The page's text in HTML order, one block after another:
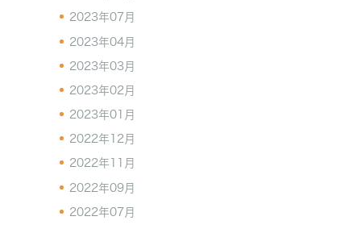
2023年07月
2023年04月
2023年03月
2023年02月
2023年01月
2022年12月
2022年11月
2022年09月
2022年07月